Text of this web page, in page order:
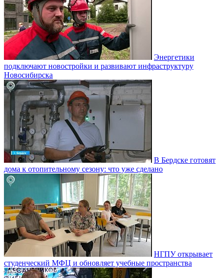
Энергетики
подключают новостройки и развивают инфраструктуру
Новосибирска
В Бердске готовят
дома к отопительному сезону: что уже сделано
НГПУ открывает
студенческий МФЦ и обновляет учебные пространства